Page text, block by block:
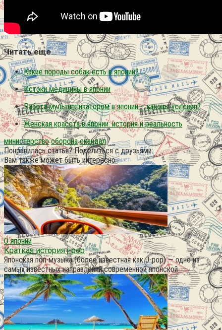
Читать еще…
Какие породы собак есть в японии?
Истоки медицины в японии
Работа мультипликатором в японии – каковы условия?
Женская красота в японии: история и реальность
министерство оборона скандал
Понравилась статья? Поделиться с друзьями:
Вам также может быть интересно
О японии
Краткая история j-pop
Японская поп-музыка (более известная как J-pop) — одно из
самых известных направлений современной японской